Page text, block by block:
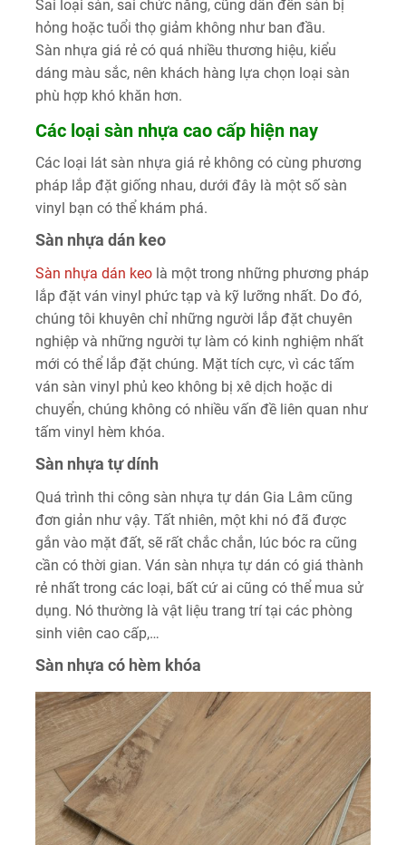
Sai loại sàn, sai chức năng, cũng dẫn đến sàn bị
hỏng hoặc tuổi thọ giảm không như ban đầu.
Sàn nhựa giá rẻ có quá nhiều thương hiệu, kiểu
dáng màu sắc, nên khách hàng lựa chọn loại sàn
phù hợp khó khăn hơn.
Các loại sàn nhựa cao cấp hiện nay
Các loại lát sàn nhựa giá rẻ không có cùng phương
pháp lắp đặt giống nhau, dưới đây là một số sàn
vinyl bạn có thể khám phá.
Sàn nhựa dán keo
Sàn nhựa dán keo là một trong những phương pháp
lắp đặt ván vinyl phức tạp và kỹ lưỡng nhất. Do đó,
chúng tôi khuyên chỉ những người lắp đặt chuyên
nghiệp và những người tự làm có kinh nghiệm nhất
mới có thể lắp đặt chúng. Mặt tích cực, vì các tấm
ván sàn vinyl phủ keo không bị xê dịch hoặc di
chuyển, chúng không có nhiều vấn đề liên quan như
tấm vinyl hèm khóa.
Sàn nhựa tự dính
Quá trình thi công sàn nhựa tự dán Gia Lâm cũng
đơn giản như vậy. Tất nhiên, một khi nó đã được
gắn vào mặt đất, sẽ rất chắc chắn, lúc bóc ra cũng
cần có thời gian. Ván sàn nhựa tự dán có giá thành
rẻ nhất trong các loại, bất cứ ai cũng có thể mua sử
dụng. Nó thường là vật liệu trang trí tại các phòng
sinh viên cao cấp,…
Sàn nhựa có hèm khóa